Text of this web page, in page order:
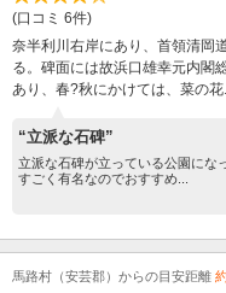
(口コミ 6件)
奈半利川右岸にあり、首領清岡
る。碑面には故浜口雄幸元内閣
あり、春?秋にかけては、菜の花
“立派な石碑”
立派な石碑が立っている公園にな
すごく有名なのでおすすめ...
馬路村（安芸郡）からの目安距離